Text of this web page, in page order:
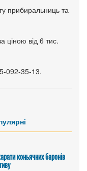
прибиральниць та
ціною від 6 тис.
092-35-13.
коньячних баронів